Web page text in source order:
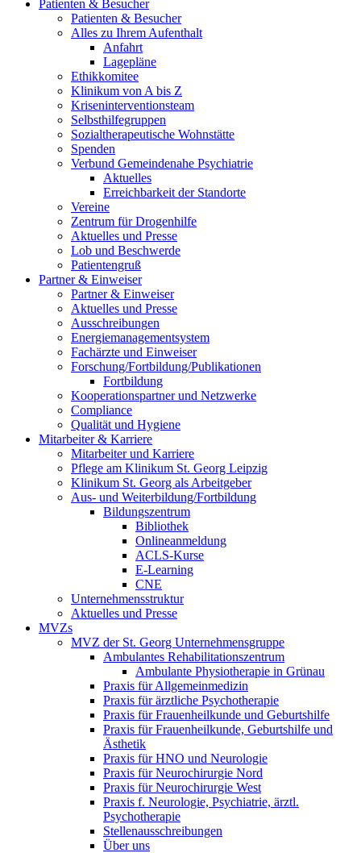
Patienten & Besucher
Patienten & Besucher
Alles zu Ihrem Aufenthalt
Anfahrt
Lagepläne
Ethikkomitee
Klinikum von A bis Z
Kriseninterventionsteam
Selbsthilfegruppen
Sozialtherapeutische Wohnstätte
Spenden
Verbund Gemeindenahe Psychiatrie
Aktuelles
Erreichbarkeit der Standorte
Vereine
Zentrum für Drogenhilfe
Aktuelles und Presse
Lob und Beschwerde
Patientengruß
Partner & Einweiser
Partner & Einweiser
Aktuelles und Presse
Ausschreibungen
Energiemanagementsystem
Fachärzte und Einweiser
Forschung/Fortbildung/Publikationen
Fortbildung
Kooperationspartner und Netzwerke
Compliance
Qualität und Hygiene
Mitarbeiter & Karriere
Mitarbeiter und Karriere
Pflege am Klinikum St. Georg Leipzig
Klinikum St. Georg als Arbeitgeber
Aus- und Weiterbildung/Fortbildung
Bildungszentrum
Bibliothek
Onlineanmeldung
ACLS-Kurse
E-Learning
CNE
Unternehmensstruktur
Aktuelles und Presse
MVZs
MVZ der St. Georg Unternehmensgruppe
Ambulantes Rehabilitationszentrum
Ambulante Physiotherapie in Grünau
Praxis für Allgemeinmedizin
Praxis für ärztliche Psychotherapie
Praxis für Frauenheilkunde und Geburtshilfe
Praxis für Frauenheilkunde, Geburtshilfe und
Ästhetik
Praxis für HNO und Neurologie
Praxis für Neurochirurgie Nord
Praxis für Neurochirurgie West
Praxis f. Neurologie, Psychiatrie, ärztl.
Psychotherapie
Stellenausschreibungen
Über uns